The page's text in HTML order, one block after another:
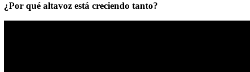
¿Por qué altavoz está creciendo tanto?